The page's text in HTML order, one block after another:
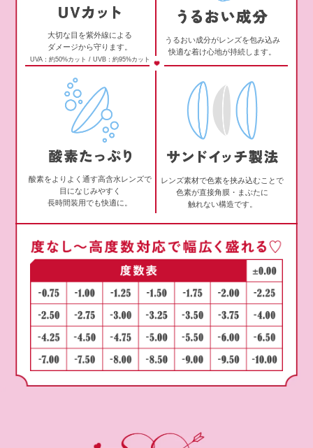
大切な目を紫外線による
ダメージから守ります。
UVA：約50%カット / UVB：約95%カット
うるおい成分がレンズを包み込み
快適な着け心地が持続します。
酸素をよりよく通す高含水レンズで
目になじみやすく
長時間装用でも快適に。
レンズ素材で色素を挟み込むことで
色素が直接角膜・まぶたに
触れない構造です。